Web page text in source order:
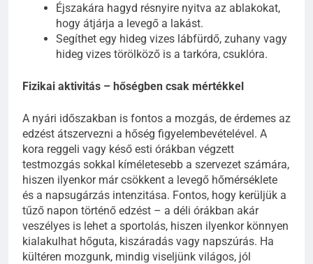
Éjszakára hagyd résnyire nyitva az ablakokat,
hogy átjárja a levegő a lakást.
Segíthet egy hideg vizes lábfürdő, zuhany vagy
hideg vizes törölköző is a tarkóra, csuklóra.
Fizikai aktivitás – hőségben csak mértékkel
A nyári időszakban is fontos a mozgás, de érdemes az
edzést átszervezni a hőség figyelembevételével. A
kora reggeli vagy késő esti órákban végzett
testmozgás sokkal kíméletesebb a szervezet számára,
hiszen ilyenkor már csökkent a levegő hőmérséklete
és a napsugárzás intenzitása. Fontos, hogy kerüljük a
tűző napon történő edzést – a déli órákban akár
veszélyes is lehet a sportolás, hiszen ilyenkor könnyen
kialakulhat hőguta, kiszáradás vagy napszúrás. Ha
kültéren mozgunk, mindig viseljünk világos, jól